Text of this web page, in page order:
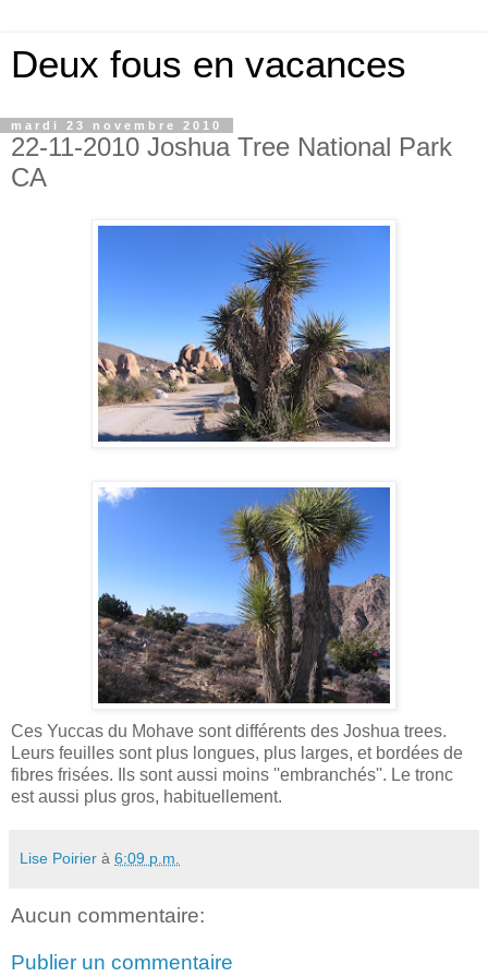
Deux fous en vacances
mardi 23 novembre 2010
22-11-2010 Joshua Tree National Park
CA
Ces Yuccas du Mohave sont différents des Joshua trees.
Leurs feuilles sont plus longues, plus larges, et bordées de
fibres frisées. Ils sont aussi moins ''embranchés''. Le tronc
est aussi plus gros, habituellement.
Lise Poirier à 6:09 p.m.
Aucun commentaire:
Publier un commentaire